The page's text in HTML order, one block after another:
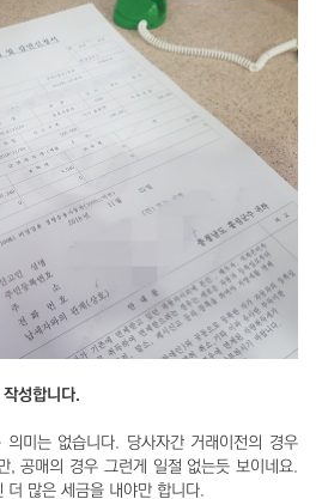
성합니다.
미는 없습니다. 당사자간 거래이전의 경우
, 공매의 경우 그런게 일절 없는듯 보이네요.
더 많은 세금을 내야만 합니다.